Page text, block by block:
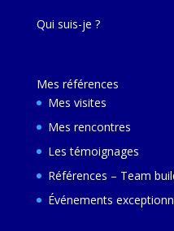
Qui suis-je ?
Mes références
Mes visites
Mes rencontres
Les témoignages
Références – Team
Événements